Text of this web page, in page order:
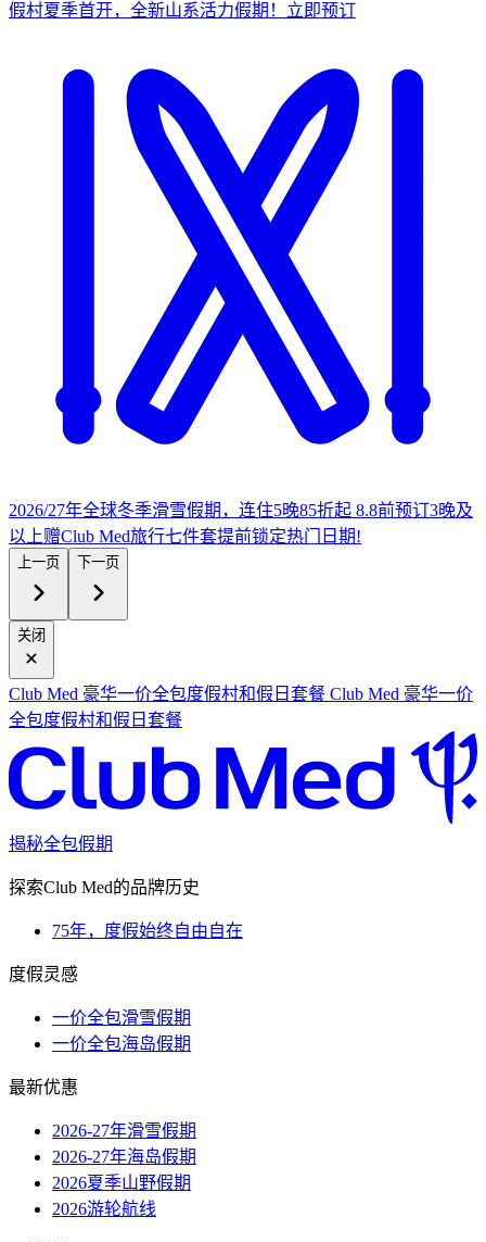
假村夏季首开，全新山系活力假期！ 立 即预订
2026/27年全球冬季滑雪假期，连住5晚85折起 8.8前预订3晚及
以上赠Club Med旅行七件套提前锁定热门日期!
上一页 下一页
关闭
Club Med 豪华一价全包度假村和假日套餐 Club Med 豪华一价
全包度假村和假日套餐
揭秘全包假期
探索Club Med的品牌历史
75年，度假始终自由自在
度假灵感
一价全包滑雪假期
一价全包海岛假期
最新优惠
2026-27年滑雪假期
2026-27年海岛假期
2026夏季山野假期
2026游轮航线